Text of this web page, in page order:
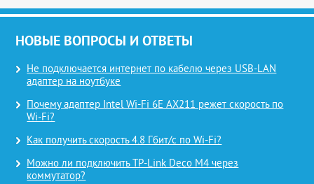
НОВЫЕ ВОПРОСЫ И ОТВЕТЫ
Не подключается интернет по кабелю через USB-LAN
адаптер на ноутбуке
Почему адаптер Intel Wi-Fi 6E AX211 режет скорость по
Wi-Fi?
Как получить скорость 4.8 Гбит/с по Wi-Fi?
Можно ли подключить TP-Link Deco M4 через
коммутатор?